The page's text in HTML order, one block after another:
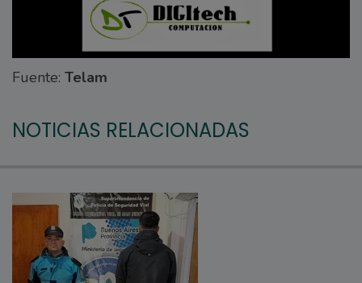
Fuente: Telam
NOTICIAS RELACIONADAS